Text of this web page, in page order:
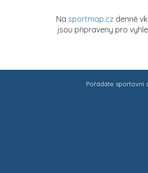
Na sportmap.cz denně
jsou připraveny pro
Pořádáte sportovní